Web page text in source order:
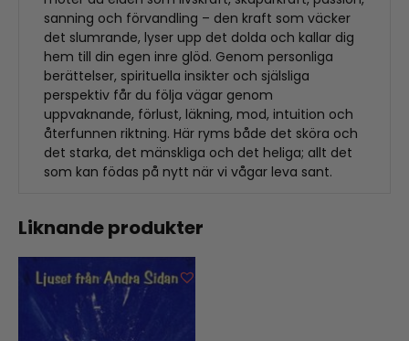
sanning och förvandling – den kraft som väcker
det slumrande, lyser upp det dolda och kallar dig
hem till din egen inre glöd. Genom personliga
berättelser, spirituella insikter och själsliga
perspektiv får du följa vägar genom
uppvaknande, förlust, läkning, mod, intuition och
återfunnen riktning. Här ryms både det sköra och
det starka, det mänskliga och det heliga; allt det
som kan födas på nytt när vi vågar leva sant.
Liknande produkter